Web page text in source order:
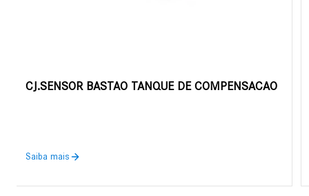
CJ.SENSOR BASTAO TANQUE DE COMPENSACAO
Saiba mais